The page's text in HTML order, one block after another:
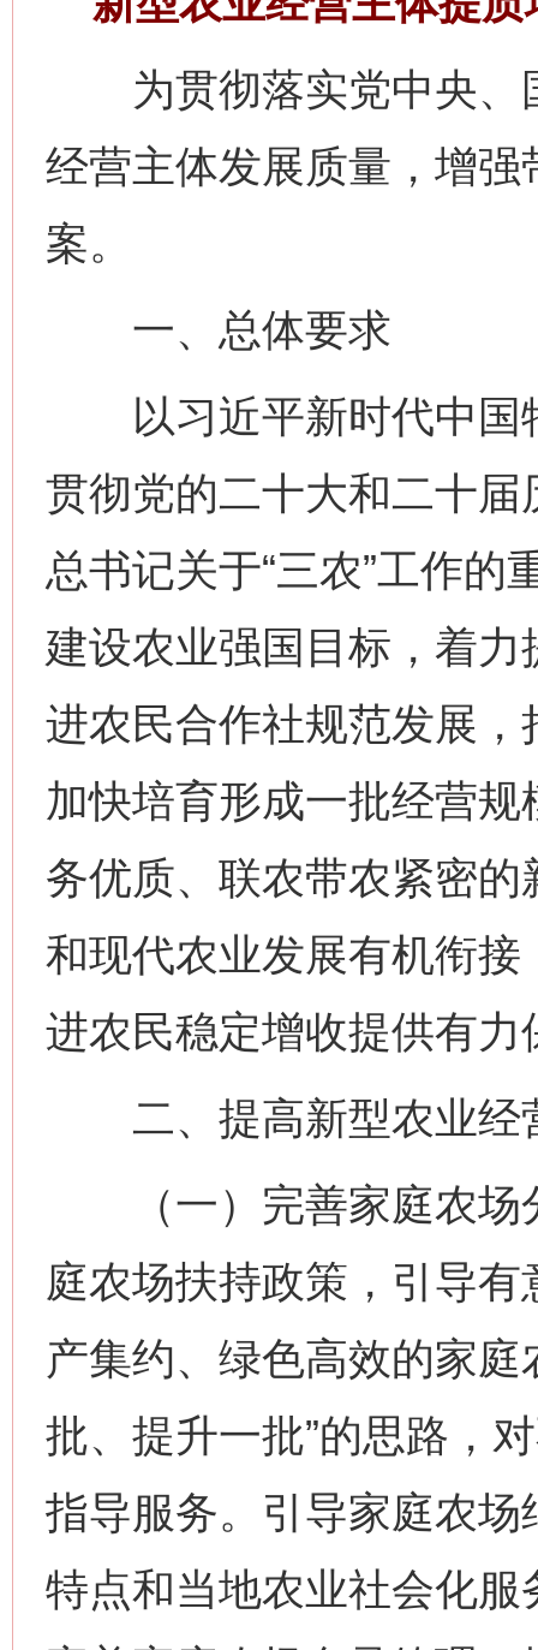
为贯彻落实党中央、
经营主体发展质量，增
案。
一、总体要求
以习近平新时代中国
贯彻党的二十大和二十
总书记关于“三农”工作
建设农业强国目标，着
进农民合作社规范发展
加快培育形成一批经营
务优质、联农带农紧密
和现代农业发展有机衔
进农民稳定增收提供有力
二、提高新型农业经
（一）完善家庭农场
庭农场扶持政策，引导
产集约、绿色高效的家
批、提升一批”的思路，
指导服务。引导家庭农
特点和当地农业社会化